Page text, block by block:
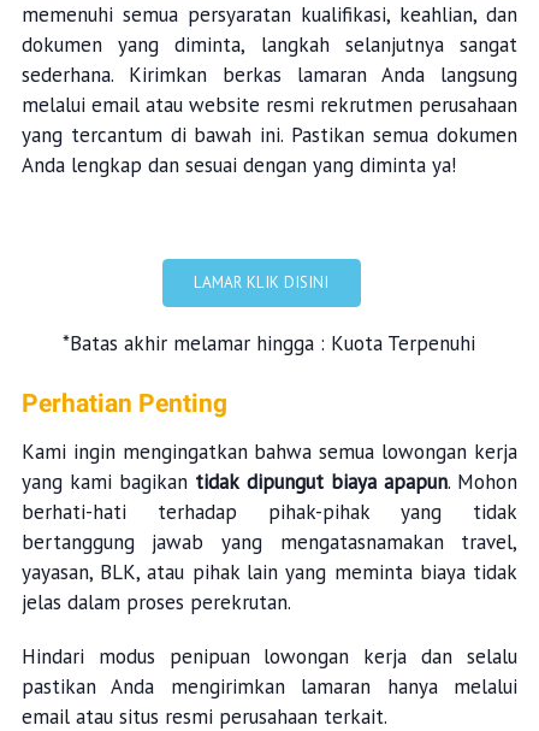
memenuhi semua persyaratan kualifikasi, keahlian, dan
dokumen yang diminta, langkah selanjutnya sangat
sederhana. Kirimkan berkas lamaran Anda langsung
melalui email atau website resmi rekrutmen perusahaan
yang tercantum di bawah ini. Pastikan semua dokumen
Anda lengkap dan sesuai dengan yang diminta ya!
LAMAR KLIK DISINI
*Batas akhir melamar hingga : Kuota Terpenuhi
Perhatian Penting
Kami ingin mengingatkan bahwa semua lowongan kerja
yang kami bagikan tidak dipungut biaya apapun. Mohon
berhati-hati terhadap pihak-pihak yang tidak
bertanggung jawab yang mengatasnamakan travel,
yayasan, BLK, atau pihak lain yang meminta biaya tidak
jelas dalam proses perekrutan.
Hindari modus penipuan lowongan kerja dan selalu
pastikan Anda mengirimkan lamaran hanya melalui
email atau situs resmi perusahaan terkait.